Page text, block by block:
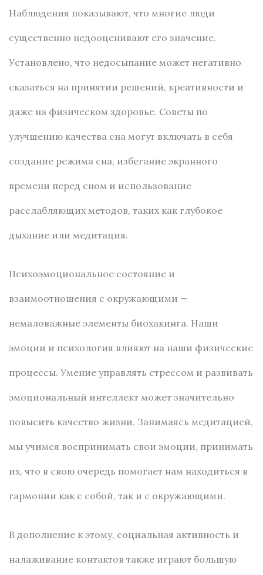
Наблюдения показывают, что многие люди
существенно недооценивают его значение.
Установлено, что недосыпание может негативно
сказаться на принятии решений, креативности и
даже на физическом здоровье. Советы по
улучшению качества сна могут включать в себя
создание режима сна, избегание экранного
времени перед сном и использование
расслабляющих методов, таких как глубокое
дыхание или медитация.
Психоэмоциональное состояние и
взаимоотношения с окружающими —
немаловажные элементы биохакинга. Наши
эмоции и психология влияют на наши физические
процессы. Умение управлять стрессом и развивать
эмоциональный интеллект может значительно
повысить качество жизни. Занимаясь медитацией,
мы учимся воспринимать свои эмоции, принимать
их, что в свою очередь помогает нам находиться в
гармонии как с собой, так и с окружающими.
В дополнение к этому, социальная активность и
налаживание контактов также играют большую